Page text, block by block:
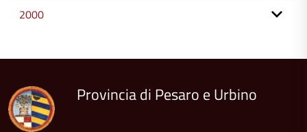
2000
del
Provincia di Pesaro e Urbino